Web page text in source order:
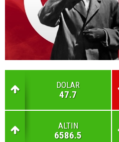
DOLAR
47.7
ALTIN
6586.5